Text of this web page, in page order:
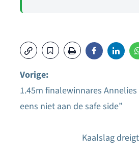
Bericht
Vorige:
1.45m finalewinnares
eens niet aan de safe side”
Kaalslag